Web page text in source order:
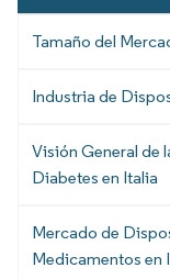
Tamaño del
Industria de
Visión General de
Diabetes en Italia
Mercado de
Medicamentos en